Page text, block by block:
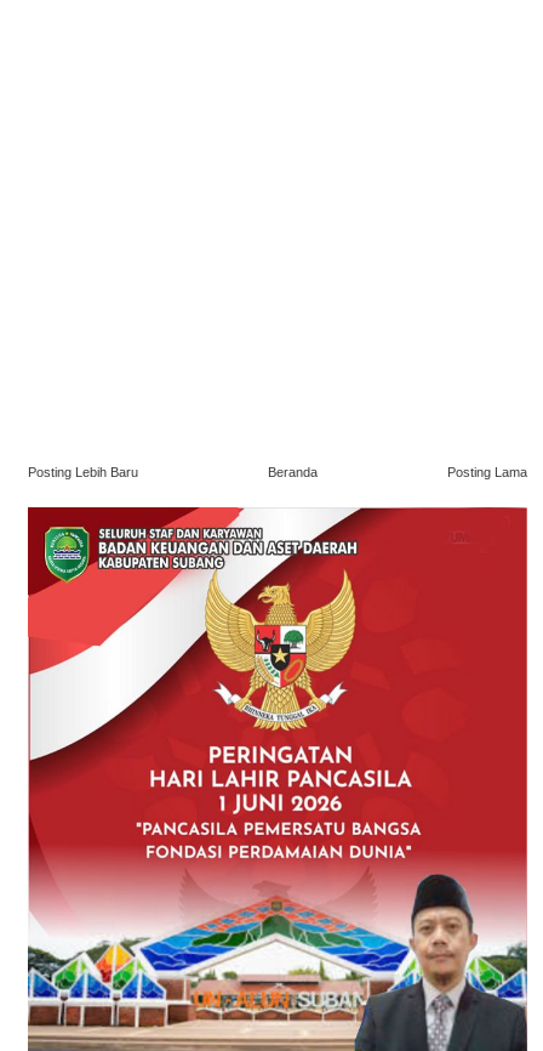
Posting Lebih Baru Posting Lama
Beranda